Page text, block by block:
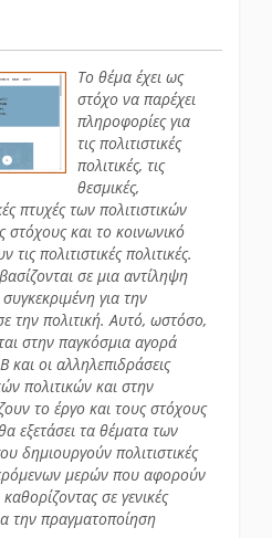
Το θέμα έχει ως
στόχο να παρέχει
πληροφορίες για
τις πολιτιστικές
πολιτικές, τις
θεσμικές,
πτυχές των πολιτιστικών
στόχους και το κοινωνικό
πολιτιστικές πολιτικές.
βασίζονται σε μια αντίληψη
για την
την πολιτική. Αυτό, ωστόσο,
στην παγκόσμια αγορά
οι αλληλεπιδράσεις
πολιτικών και στην
το έργο και τους στόχους
εξετάσει τα θέματα των
δημιουργούν πολιτιστικές
μερών που αφορούν
καθορίζοντας σε γενικές
την πραγματοποίηση